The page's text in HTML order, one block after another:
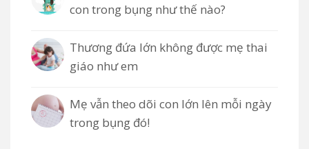
con trong bụng như thế nào?
Thương đứa lớn không được mẹ thai
giáo như em
Mẹ vẫn theo dõi con lớn lên mỗi ngày
trong bụng đó!